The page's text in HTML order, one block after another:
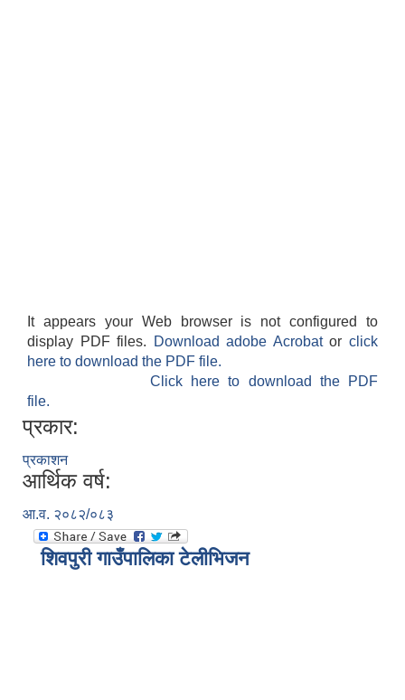
It appears your Web browser is not configured to
display PDF files.
Download adobe Acrobatorclick
here to download the PDF file.
Click here to download the PDF
file.
प्रकार:
प्रकाशन
आर्थिक वर्ष:
आ.व. २०८२/०८३
शिवपुरी गाउँपालिका टेलीभिजन